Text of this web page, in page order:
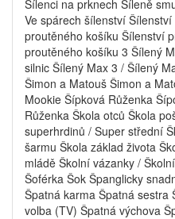
Šílenci na prknech Šíleně
Ve spárech šílenství
proutěného košíku Šílenství
proutěného košíku 3 Šílený
silnic Šílený Max 3 / Šílený
Šimon a Matouš Šimon a
Mookie Šípková Růženka
Růženka Škola otců Škola
superhrdinů / Super střední
šarmu Škola základ života
mládě Školní vázanky /
Šoférka Šok Španglicky
Špatná karma Špatná sestra
volba (TV) Špatná výchova